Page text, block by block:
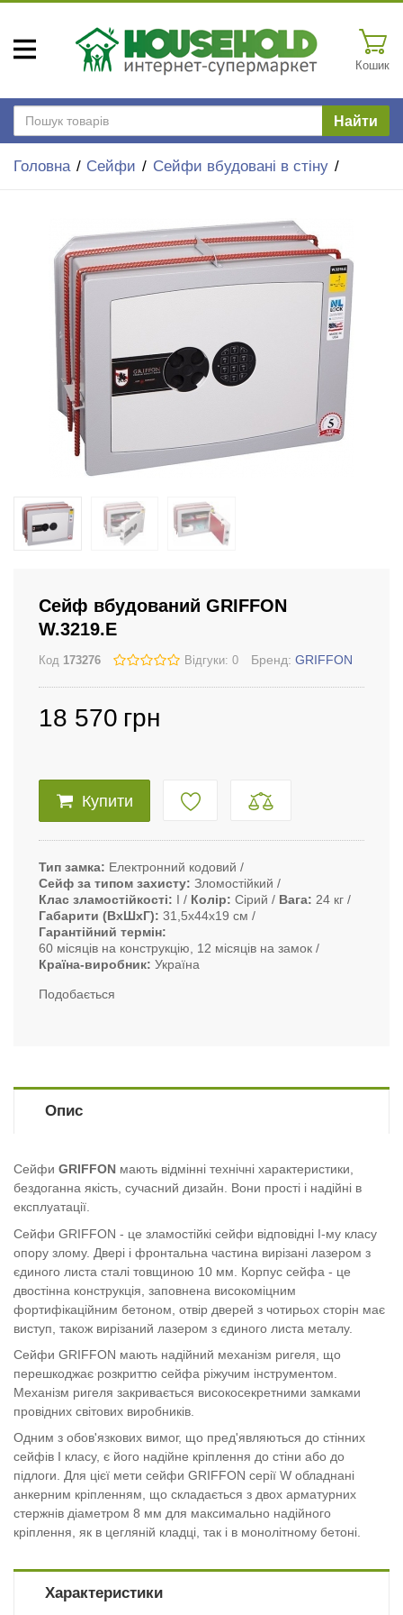
Кошик
Найти
Головна Сейфи Сейфи вбудовані в стіну
Сейф вбудований GRIFFON
W.3219.E
Код 173276 Відгуки: 0 Бренд: GRIFFON
18 570 грн
Купити
Тип замка
Електронний кодовий
Сейф за типом захисту Зломостійкий
Клас зламостійкості
I Колір Сірий Вага 24 кг
Габарити (ВxШxГ)
31,5х44х19 см
Гарантійний термін
60 місяців на конструкцію, 12 місяців на замок
Країна-виробник Україна
Подобається
Опис
Сейфи GRIFFON мають відмінні технічні характеристики,
бездоганна якість, сучасний дизайн. Вони прості і надійні в
експлуатації.
Сейфи GRIFFON - це зламостійкі сейфи відповідні I-му класу
опору злому. Двері і фронтальна частина вирізані лазером з
єдиного листа сталі товщиною 10 мм. Корпус сейфа - це
двостінна конструкція, заповнена високоміцним
фортифікаційним бетоном, отвір дверей з чотирьох сторін має
виступ, також вирізаний лазером з єдиного листа металу.
Сейфи GRIFFON мають надійний механізм ригеля, що
перешкоджає розкриттю сейфа ріжучим інструментом.
Механізм ригеля закривається високосекретними замками
провідних світових виробників.
Одним з обов'язкових вимог, що пред'являються до стінних
сейфів I класу, є його надійне кріплення до стіни або до
підлоги. Для цієї мети сейфи GRIFFON серії W обладнані
анкерним кріпленням, що складається з двох арматурних
стержнів діаметром 8 мм для максимально надійного
кріплення, як в цегляній кладці, так і в монолітному бетоні.
Характеристики